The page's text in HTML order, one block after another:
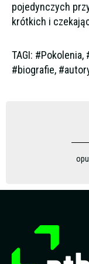
pojedynczych
krótkich i
TAGI: #Pokolenia,
#biografie,